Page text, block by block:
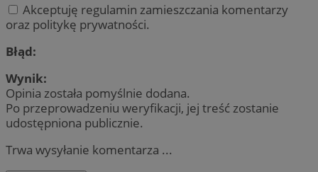
Akceptuję regulamin zamieszczania komentarzy
oraz politykę prywatności.
Błąd:
Wynik:
Opinia została pomyślnie dodana.
Po przeprowadzeniu weryfikacji, jej treść zostanie
udostępniona publicznie.
Trwa wysyłanie komentarza ...